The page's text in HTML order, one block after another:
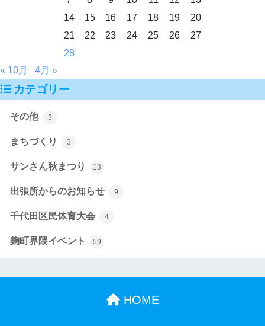
14
15 16 17 18 19
20
21
22 23 24 25 26
27
28
« 10月
4月 »
カテゴリー
その他 3
まちづくり 3
サンさん秋まつり 13
出張所からのお知らせ 9
千代田区民体育大会 4
麹町界隈イベント 59
HOME